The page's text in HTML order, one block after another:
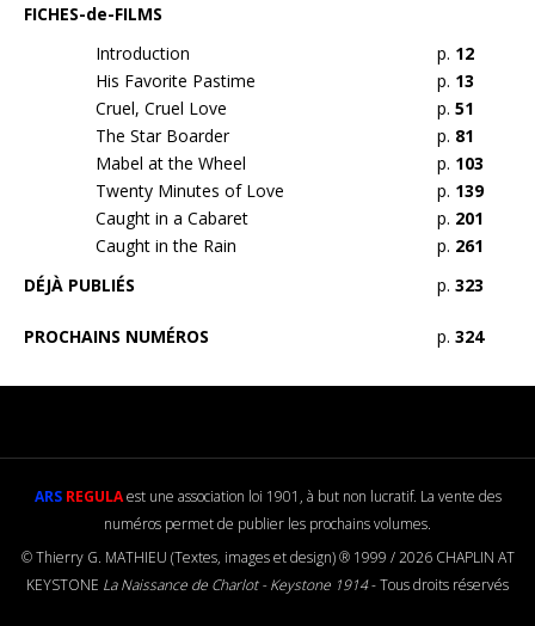
FICHES-de-FILMS
Introduction
p. 12
His Favorite Pastime
p. 13
Cruel, Cruel Love
p. 51
The Star Boarder
p. 81
Mabel at the Wheel
p. 103
Twenty Minutes of Love
p. 139
Caught in a Cabaret
p. 201
Caught in the Rain
p. 261
DÉJÀ PUBLIÉS
p. 323
PROCHAINS NUMÉROS p. 324
ARS REGULAest une association loi 1901, à but non lucratif. La vente des
numéros permet de publier les prochains volumes.
© Thierry G. MATHIEU (Textes, images et design) ® 1999 / 2026 CHAPLIN AT
KEYSTONE La Naissance de Charlot - Keystone 1914- Tous droits réservés